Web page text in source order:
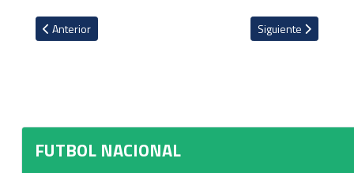
Artículo anterior: Deportivo Pavas y Quepos Cambute igualan 1-1
Anterior Artículo siguiente:
Siguiente
FUTBOL NACIONAL